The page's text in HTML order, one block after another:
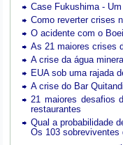
Case Fukushima -
Como reverter crises
O acidente com o
As 21 maiores crises
A crise da água
EUA sob uma rajada
A crise do Bar
21 maiores desafios
restaurantes
Qual a probabilidade
Os 103 sobreviventes